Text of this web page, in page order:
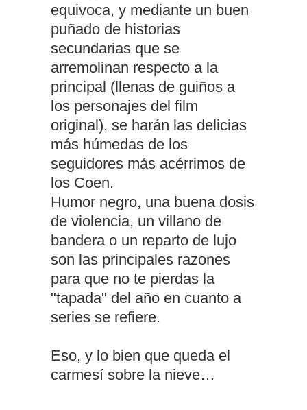
equivoca, y mediante un buen
puñado de historias
secundarias que se
arremolinan respecto a la
principal (llenas de guiños a
los personajes del film
original), se harán las delicias
más húmedas de los
seguidores más acérrimos de
los Coen.
Humor negro, una buena dosis
de violencia, un villano de
bandera o un reparto de lujo
son las principales razones
para que no te pierdas la
"tapada" del año en cuanto a
series se refiere.
Eso, y lo bien que queda el
carmesí sobre la nieve…